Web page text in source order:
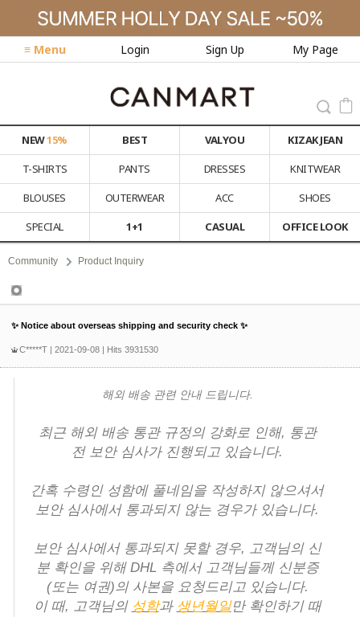
≡ Menu Login Sign Up My Page
NEW15% BEST VALYOU
KIZAK JEAN
T-SHIRTS
PANTS DRESSES
KNITWEAR
BLOUSES
OUTERWEAR ACC
SHOES
SPECIAL
1+1 CASUAL OFFICE LOOK
Community Product Inquiry
✨ Notice about overseas shipping and security check ✨
C*****T | 2021-09-08 | Hits 3931530
해외 배송 관련 안내 드립니다.
최근 해외 배송 통관 규정의 강화로 인해, 통관
전 보안 심사가 진행되고 있습니다.
간혹 수령인 성함에 풀네임을 작성하지 않으셔서
보안 심사에서 통과되지 않는 경우가 있습니다.
보안 심사에서 통과되지 못할 경우, 고객님의 신
분 확인을 위해 DHL 측에서 고객님들께 신분증
(또는 여권)의 사본을 요청드리고 있습니다.
이 때, 고객님의 성함과 생년월일만 확인하기 때